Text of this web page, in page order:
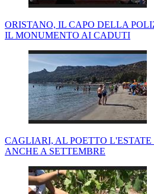
ORISTANO, IL CAPO DELLA
IL MONUMENTO AI CADUTI
CAGLIARI, AL POETTO
ANCHE A SETTEMBRE